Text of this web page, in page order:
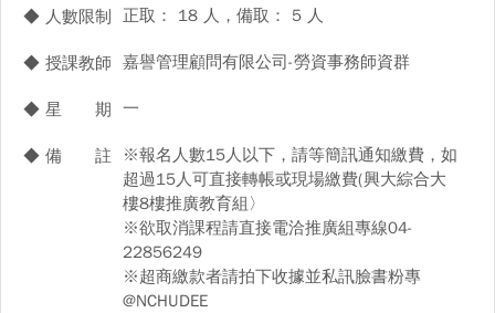
◆ 人數限制 正取： 18 人，備取： 5 人
◆ 授課教師 嘉譽管理顧問有限公司-勞資事務師資群
◆ 星 期 一
◆ 備 註
※報名人數15人以下，請等簡訊通知繳費，如
超過15人可直接轉帳或現場繳費(興大綜合大
樓8樓推廣教育組〉
※欲取消課程請直接電洽推廣組專線04-
22856249
※超商繳款者請拍下收據並私訊臉書粉專
@NCHUDEE